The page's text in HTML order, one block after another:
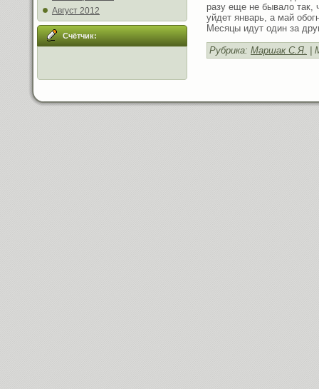
Август 2012
Счётчик:
разу еще не бывало
уйдет январь, а май
Месяцы идут один за
Рубрика: Маршак С.Я. |